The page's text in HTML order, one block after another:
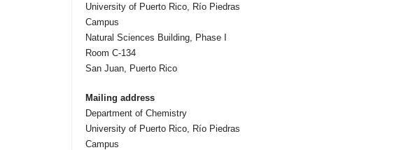
University of Puerto Rico, Rí­o Piedras
Campus
Natural Sciences Building, Phase I
Room C-134
San Juan, Puerto Rico
Mailing address
Department of Chemistry
University of Puerto Rico, Rí­o Piedras
Campus